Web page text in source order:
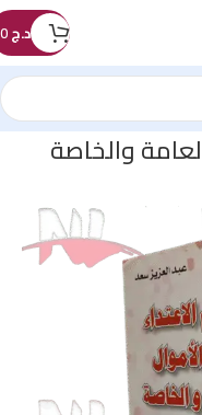
د.ج
والخاصة